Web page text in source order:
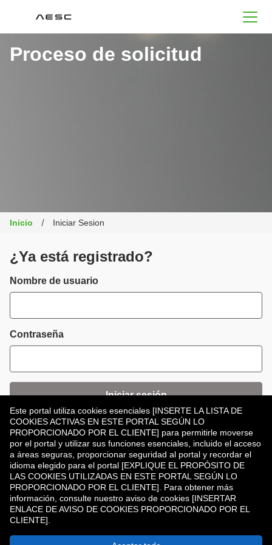
Este portal utiliza cookies esenciales [INSERTE LA LISTA DE
COOKIES ACTIVAS EN ESTE PORTAL SEGÚN LO
PROPORCIONADO POR EL CLIENTE] para permitirle moverse
por el portal y utilizar sus funciones esenciales, incluido el acceso
a áreas seguras, proporcionar seguridad al portal y recordar el
idioma elegido para el portal [EXPLIQUE EL PROPÓSITO DE
LAS COOKIES UTILIZADAS EN ESTE PORTAL SEGÚN LO
PROPORCIONADO POR EL CLIENTE]. Para obtener más
información, consulte nuestro aviso de cookies [INSERTAR
ENLACE DE AVISO DE COOKIES PROPORCIONADO POR EL
CLIENTE].
AESC
Proceso de solicitud
Inicio Iniciar Sesion
¿Ya está registrado?
Inicio de sesión
Nombre de usuario
Contraseña
Iniciar sesión
¿Has olvidado tu contraseña?
¿No tiene una cuenta?Registrar